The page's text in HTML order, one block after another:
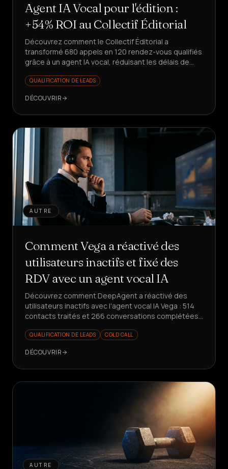
Agent IA Vocal pour l'édition :
+54% ROI au Collectif Éditorial
Découvrez comment le Collectif Éditorial a
transformé 680 appels en 120 rendez-vous qualifiés
grâce à un agent IA vocal, réduisant les délais de
QUALIFICATION DE LEADS
DÉCOUVRIR
AUTRE
Comment Vega a réactivé des
utilisateurs inactifs et fixé des
RDV avec un agent vocal IA
Découvrez comment DeepAgent a réactivé des
utilisateurs inactifs avec l'agent vocal IA Vega : 514
contacts traités et 266 conversations complétées
et des insights produit structurés.
QUALIFICATION DE LEADS COLD CALL
DÉCOUVRIR
AUTRE